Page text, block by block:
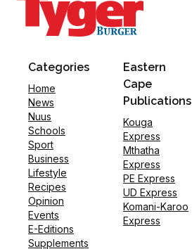
Categories
Home
News
Nuus
Schools
Sport
Business
Lifestyle
Recipes
Opinion
Events
E-Editions
Supplements
Eastern
Cape
Publications
Kouga
Express
Mthatha
Express
PE Express
UD Express
Komani-Karoo
Express